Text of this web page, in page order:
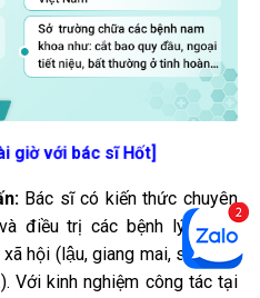
giờ với bác sĩ Hốt]
Bác sĩ có kiến thức chuyên
điều trị các bệnh lý ngoại
xã hội (lậu, giang mai, sùi mào
Với kinh nghiệm công tác tại